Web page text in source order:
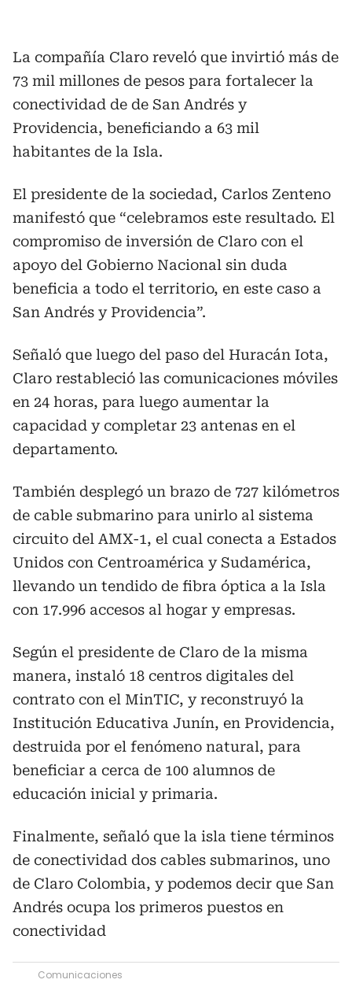
La compañía Claro reveló que invirtió más de
73 mil millones de pesos para fortalecer la
conectividad de de San Andrés y
Providencia, beneficiando a 63 mil
habitantes de la Isla.
El presidente de la sociedad, Carlos Zenteno
manifestó que “celebramos este resultado. El
compromiso de inversión de Claro con el
apoyo del Gobierno Nacional sin duda
beneficia a todo el territorio, en este caso a
San Andrés y Providencia”.
Señaló que luego del paso del Huracán Iota,
Claro restableció las comunicaciones móviles
en 24 horas, para luego aumentar la
capacidad y completar 23 antenas en el
departamento.
También desplegó un brazo de 727 kilómetros
de cable submarino para unirlo al sistema
circuito del AMX-1, el cual conecta a Estados
Unidos con Centroamérica y Sudamérica,
llevando un tendido de fibra óptica a la Isla
con 17.996 accesos al hogar y empresas.
Según el presidente de Claro de la misma
manera, instaló 18 centros digitales del
contrato con el MinTIC, y reconstruyó la
Institución Educativa Junín, en Providencia,
destruida por el fenómeno natural, para
beneficiar a cerca de 100 alumnos de
educación inicial y primaria.
Finalmente, señaló que la isla tiene términos
de conectividad dos cables submarinos, uno
de Claro Colombia, y podemos decir que San
Andrés ocupa los primeros puestos en
conectividad
Comunicaciones